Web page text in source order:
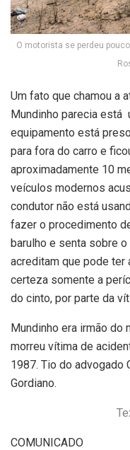
O motorista se perdeu
Um fato que chamou a
Mundinho parecia está
equipamento está
para fora do carro e
aproximadamente 10
veículos modernos
condutor não está
fazer o procedimento
barulho e senta sobre
acreditam que pode ter
certeza somente a
do cinto, por parte da
Mundinho era irmão do
morreu vítima de
1987. Tio do advogado
Gordiano.
COMUNICADO